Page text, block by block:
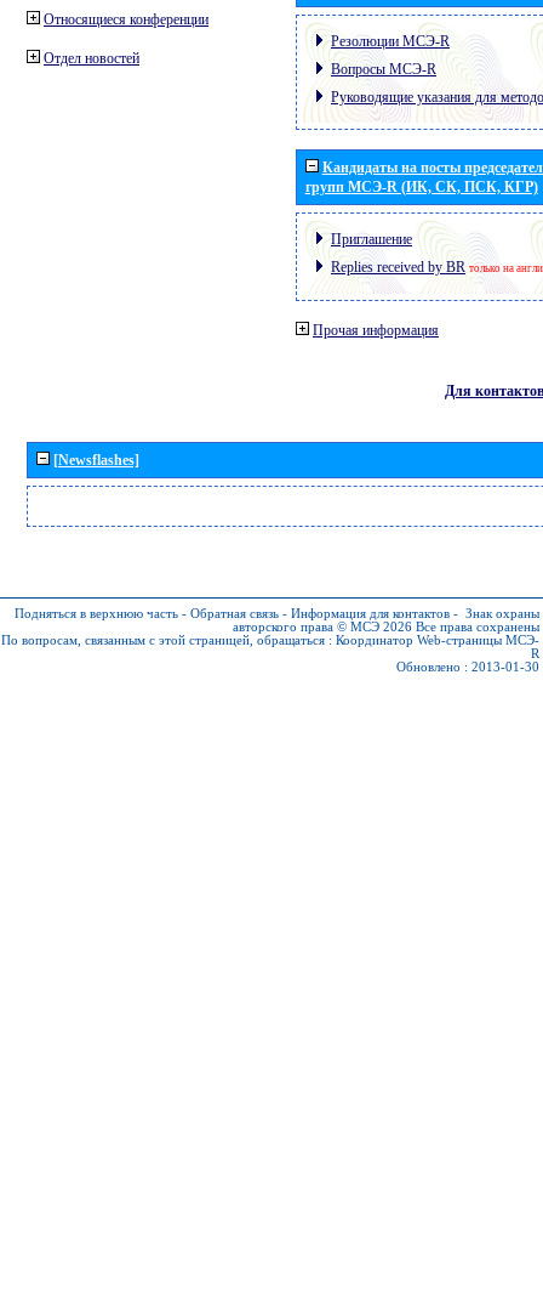
Относящиеся конференции
Отдел новостей
Резолюции МСЭ-R
Вопросы МСЭ-R
Руководящие указания для
Кандидаты на посты
групп МСЭ-R (ИК, СК, ПСК, КГР)
Приглашение
Replies received by BR только на
Прочая информация
Для контактов
[Newsflashes]
Подняться в верхнюю часть - Обратная связь - Информация для контактов - Знак охраны
авторского права © МСЭ 2026 Все права сохранены
По вопросам, связанным с этой страницей, обращаться : Координатор Web-страницы МСЭ-
R
Обновлено : 2013-01-30